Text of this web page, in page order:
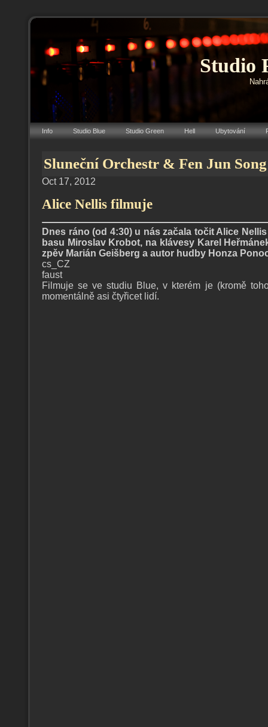
Studio
Info Studio Blue Studio Green Hell Ubytování
Sluneční Orchestr & Fen Jun Song
Oct 17, 2012
Alice Nellis filmuje
Dnes ráno (od 4:30) u nás začala točit Alice
basu Miroslav Krobot, na klávesy Karel
zpěv Marián Geišberg a autor hudby Honza
cs_CZ
faust
Filmuje se ve studiu Blue, v kterém je (kromě
momentálně asi čtyřicet lidí.